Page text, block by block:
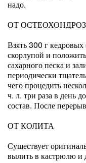
надо.
ОТ
Взять 300 г кедровых
скорлупой и
сахарного песка и
периодически
чего процедить
ч. л. три раза в день
состав. После
ОТ КОЛИТА
Существует
вылить в кастрюлю и